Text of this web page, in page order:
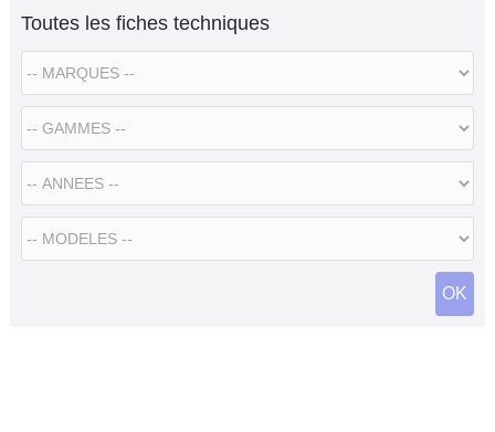
Toutes les fiches techniques